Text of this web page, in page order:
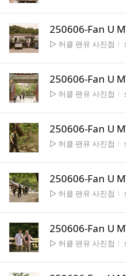
250606-Fan U
게시판명
▷ 허클 팬유 사진첩
250606-Fan U
게시판명
▷ 허클 팬유 사진첩
250606-Fan U
게시판명
▷ 허클 팬유 사진첩
250606-Fan U
게시판명
▷ 허클 팬유 사진첩
250606-Fan U
게시판명
▷ 허클 팬유 사진첩